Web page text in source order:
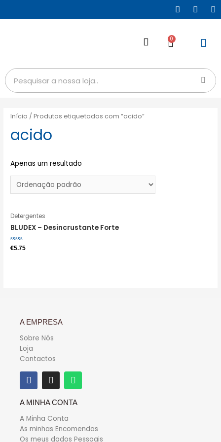
0
Início / Produtos etiquetados com “acido”
acido
Apenas um resultado
Detergentes
BLUDEX – Desincrustante Forte
Avaliação
€5.75
A EMPRESA
Sobre Nós
Loja
Contactos
A MINHA CONTA
A Minha Conta
As minhas Encomendas
Os meus dados Pessoais